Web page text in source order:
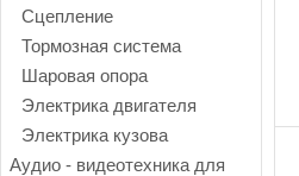
Сцепление
Тормозная система
Шаровая опора
Электрика двигателя
Электрика кузова
Аудио - видеотехника для